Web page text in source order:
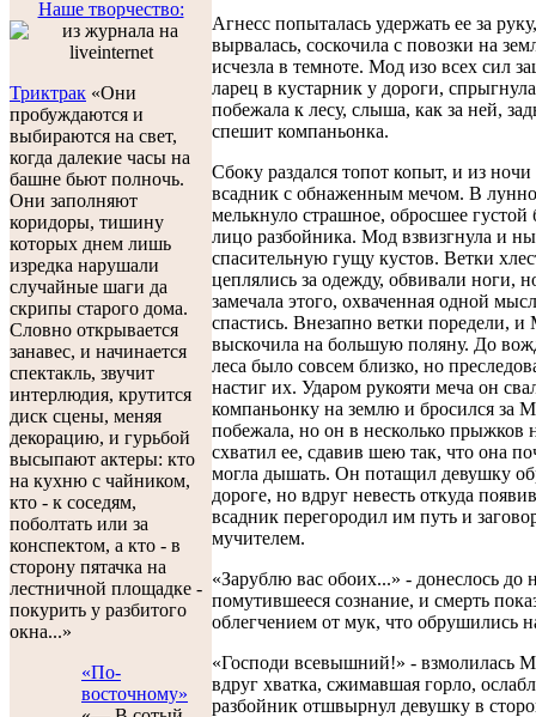
Наше творчество:
Триктрак «Они
пробуждаются и
выбираются на свет,
когда далекие часы на
башне бьют полночь.
Они заполняют
коридоры, тишину
которых днем лишь
изредка нарушали
случайные шаги да
скрипы старого дома.
Словно открывается
занавес, и начинается
спектакль, звучит
интерлюдия, крутится
диск сцены, меняя
декорацию, и гурьбой
высыпают актеры: кто
на кухню с чайником,
кто - к соседям,
поболтать или за
конспектом, а кто - в
сторону пятачка на
лестничной площадке -
покурить у разбитого
окна...»
«По-
восточному»
Агнесс попыталась удержать ее за
вырвалась, соскочила с повозки на
исчезла в темноте. Мод изо всех сил
ларец в кустарник у дороги,
побежала к лесу, слыша, как за ней,
спешит компаньонка.
Сбоку раздался топот копыт, и из
всадник с обнаженным мечом. В
мелькнуло страшное, обросшее густой
лицо разбойника. Мод взвизгнула и
спасительную гущу кустов. Ветки
цеплялись за одежду, обвивали ноги,
замечала этого, охваченная одной
спастись. Внезапно ветки поредели, и
выскочила на большую поляну. До
леса было совсем близко, но
настиг их. Ударом рукояти меча он
компаньонку на землю и бросился за
побежала, но он в несколько прыжков
схватил ее, сдавив шею так, что она
могла дышать. Он потащил девушку
дороге, но вдруг невесть откуда
всадник перегородил им путь и
мучителем.
«Зарублю вас обоих...» - донеслось до
помутившееся сознание, и смерть
облегчением от мук, что обрушились
«Господи всевышний!» - взмолилась
вдруг хватка, сжимавшая горло,
разбойник отшвырнул девушку в